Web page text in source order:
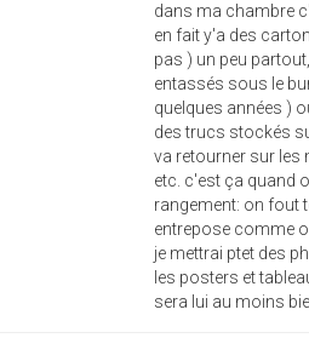
dans ma chambre
en fait y'a des
pas ) un peu
entassés sous le
quelques années )
des trucs stockés
va retourner sur les
etc. c'est ça quand
rangement: on fout
entrepose comme
je mettrai ptet des
les posters et
sera lui au moins